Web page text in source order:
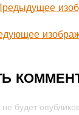
будет